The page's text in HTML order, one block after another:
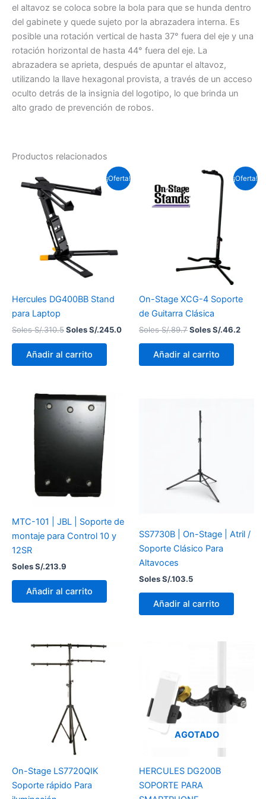
el altavoz se coloca sobre la bola para que se hunda dentro
del gabinete y quede sujeto por la abrazadera interna. Es
posible una rotación vertical de hasta 37° fuera del eje y una
rotación horizontal de hasta 44° fuera del eje. La
abrazadera se aprieta, después de apuntar el altavoz,
utilizando la llave hexagonal provista, a través de un acceso
oculto detrás de la insignia del logotipo, lo que brinda un
alto grado de prevención de robos.
Productos relacionados
¡Oferta!
Hercules DG400BB Stand
para Laptop
Soles S/.310.5
precio
original
era:
Soles
Soles S/.245.0
El
precio
Añadir al carrito
¡Oferta!
On-Stage XCG-4 Soporte
de Guitarra Clásica
Soles S/.89.7
original
era:
Soles S/.46.2
El
precio
Añadir al carrito
MTC-101 | JBL | Soporte de
montaje para Control 10 y
12SR
Soles S/.213.9
Añadir al carrito
SS7730B | On-Stage | Atril /
Soporte Clásico Para
Altavoces
Soles S/.103.5
Añadir al carrito
On-Stage LS7720QIK
Soporte rápido Para
AGOTADO
HERCULES DG200B
SOPORTE PARA